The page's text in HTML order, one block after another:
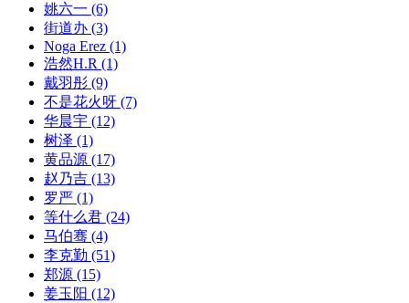
姚六一 (6)
街道办 (3)
Noga Erez (1)
浩然H.R (1)
戴羽彤 (9)
不是花火呀 (7)
华晨宇 (12)
树泽 (1)
黄品源 (17)
赵乃吉 (13)
罗严 (1)
等什么君 (24)
马伯骞 (4)
李克勤 (51)
郑源 (15)
姜玉阳 (12)